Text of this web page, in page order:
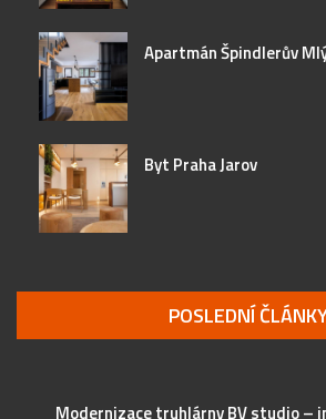
Apartmán Špindlerův
Byt Praha Jarov
POSLEDNÍ
Modernizace truhlárny BV studio –